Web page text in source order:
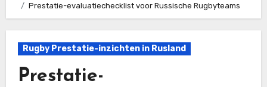
Prestatie-evaluatiechecklist voor Russische Rugbyteams
Rugby Prestatie-inzichten in Rusland
Prestatie-